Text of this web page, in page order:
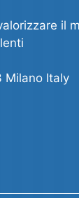
il
Milano Italy